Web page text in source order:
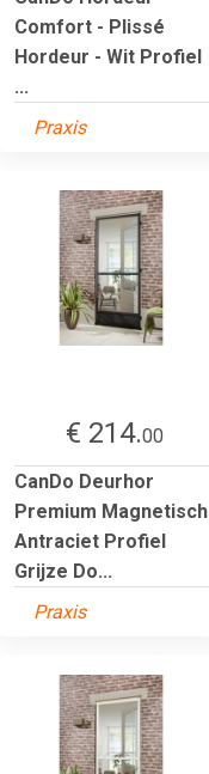
Comfort - Plissé
Hordeur - Wit Profiel
...
Praxis
€ 214.00
CanDo Deurhor
Premium Magnetisch
Antraciet Profiel
Grijze Do...
Praxis